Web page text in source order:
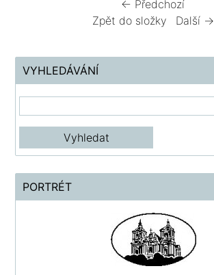
← Předchozí
Zpět do složky
Další →
VYHLEDÁVÁNÍ
PORTRÉT